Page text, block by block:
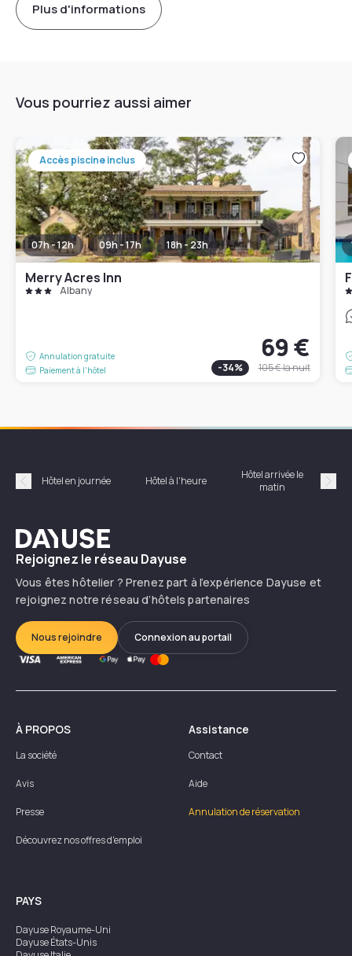
Plus d'informations
Vous pourriez aussi aimer
Accès piscine inclus
07h - 12h 09h - 17h 18h - 23h
Merry Acres Inn
Albany
Annulation gratuite
Paiement à l'hôtel
69 €
-34% 105 €la nuit
Précédent
Hôtel en journée Hôtel à l'heure
Hôtel arrivée le
matin
Dayuse
Rejoignez le réseau Dayuse
Vous êtes hôtelier ? Prenez part à l’expérience Dayuse et
rejoignez notre réseau d’hôtels partenaires
Nous rejoindre Connexion au portail
À PROPOS
La société
Avis
Presse
Découvrez nos offres d'emploi
Assistance
Contact
Aide
Annulation de réservation
PAYS
DayuseRoyaume-Uni
DayuseÉtats-Unis